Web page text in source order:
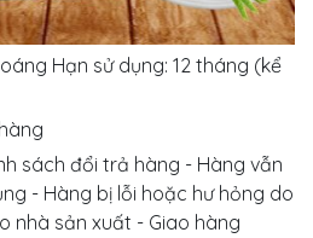
Hạn sử dụng: 12 tháng (kể
sách đổi trả hàng - Hàng vẫn
- Hàng bị lỗi hoặc hư hỏng do
nhà sản xuất - Giao hàng